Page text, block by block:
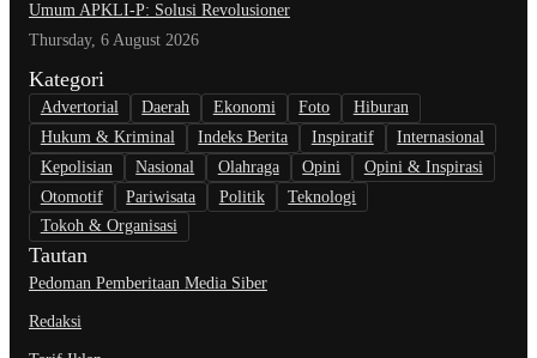
Umum APKLI-P: Solusi Revolusioner
Thursday, 6 August 2026
Kategori
Advertorial Daerah Ekonomi Foto
Hiburan
Hukum & Kriminal
Indeks Berita Inspiratif
Internasional
Kepolisian
Nasional Olahraga Opini
Opini & Inspirasi
Otomotif
Pariwisata Politik
Teknologi
Tokoh & Organisasi
Tautan
Pedoman Pemberitaan Media Siber
Redaksi